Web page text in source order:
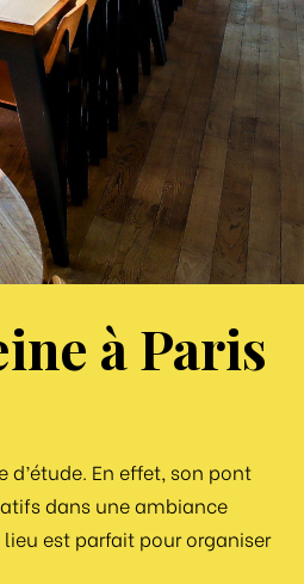
à Paris
d’étude. En effet, son pont
dans une ambiance
est parfait pour organiser